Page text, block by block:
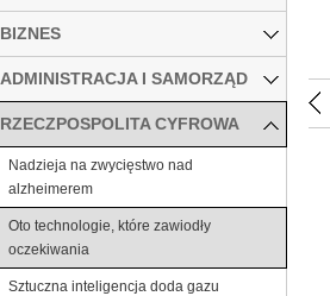
BIZNES
ADMINISTRACJA I SAMORZĄD
RZECZPOSPOLITA CYFROWA
Nadzieja na zwycięstwo nad
alzheimerem
Oto technologie, które zawiodły
oczekiwania
Sztuczna inteligencja doda gazu